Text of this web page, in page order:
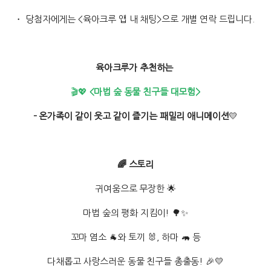
・ 당첨자에게는 <육아크루 앱 내 채팅>으로 개별 연락 드립니다.
육아크루가 추천하는
🎬💖 <마법 숲 동물 친구들 대모험>
– 온가족이 같이 웃고 같이 즐기는 패밀리 애니메이션💛
🌈 스토리
귀여움으로 무장한 🌟
마법 숲의 평화 지킴이! 🌳✨
꼬마 염소 🐐와 토끼 🐰, 하마 🦛 등
다채롭고 사랑스러운 동물 친구들 총출동! 🎉💛